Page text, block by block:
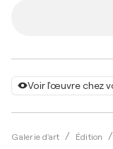
Voir l'œuvre chez
Galerie d'art Édition